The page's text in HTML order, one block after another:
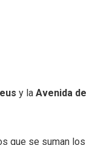
y laAvenida de
que se suman los